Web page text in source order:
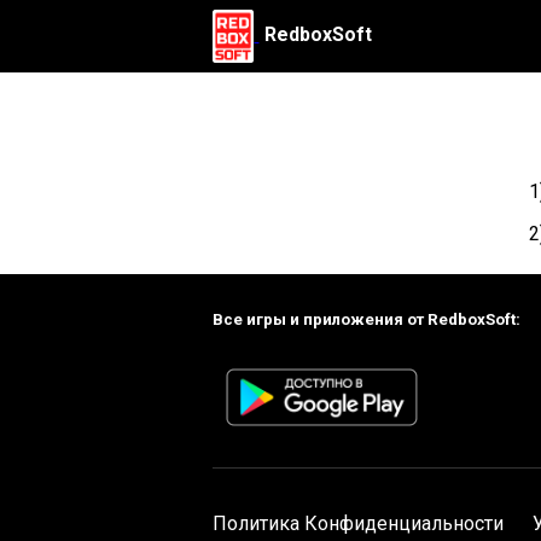
RedboxSoft
Все игры и приложения от RedboxSoft:
Политика Конфиденциальности